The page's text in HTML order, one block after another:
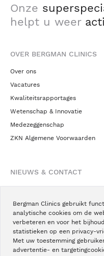
Bergman Clinics gebruikt
analytische cookies om de
verbeteren en voor het
statistieken op een privacy-
Met uw toestemming
advertentie- en
Onze
helpt u weer
OVER BERGMAN CLINICS
Over ons
Vacatures
Kwaliteitsrapportages
Wetenschap & Innovatie
Medezeggenschap
ZKN Algemene Voorwaarden
NIEUWS & CONTACT
Blogs
Podcast
Pressroom
Instagram